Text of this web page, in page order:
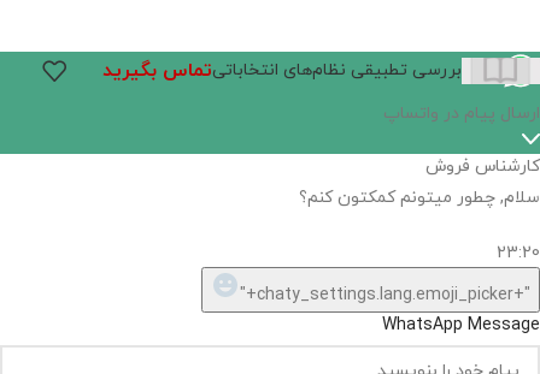
بررسی تطبیقی نظام‌های انتخاباتیتماس بگیرید
ارسال پیام در واتساپ
کارشناس فروش
سلام, چطور میتونم کمکتون کنم؟
23:20
"+chaty_settings.lang.emoji_picker+"
WhatsApp Message